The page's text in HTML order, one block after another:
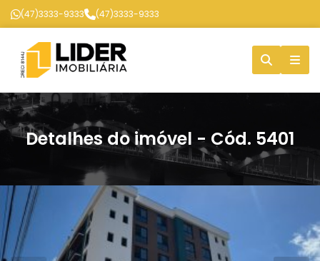
(47)3333-9333 (47)3333-9333
Detalhes do imóvel - Cód. 5401